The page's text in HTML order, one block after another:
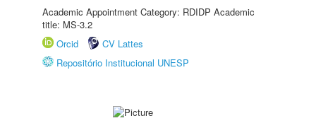
Academic Appointment Category: RDIDP Academic
title: MS-3.2
Orcid
CV Lattes
Repositório Institucional UNESP